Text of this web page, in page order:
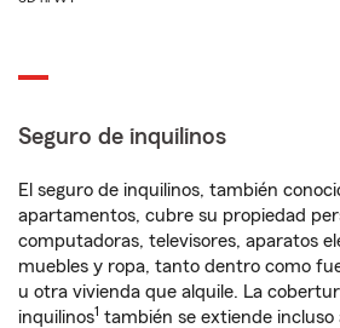
Seguro de inquilinos
El seguro de inquilinos, también
apartamentos, cubre su propiedad
computadoras, televisores, aparatos
muebles y ropa, tanto dentro como
u otra vivienda que alquile. La
inquilinos1 también se extiende incluso